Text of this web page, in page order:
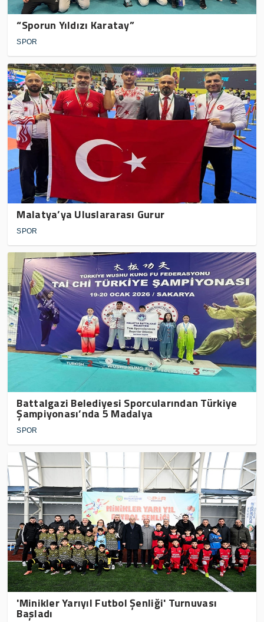
“Sporun Yıldızı Karatay”
SPOR
Malatya’ya Uluslararası Gurur
SPOR
Battalgazi Belediyesi Sporcularından Türkiye
Şampiyonası’nda 5 Madalya
SPOR
'Minikler Yarıyıl Futbol Şenliği' Turnuvası
Başladı